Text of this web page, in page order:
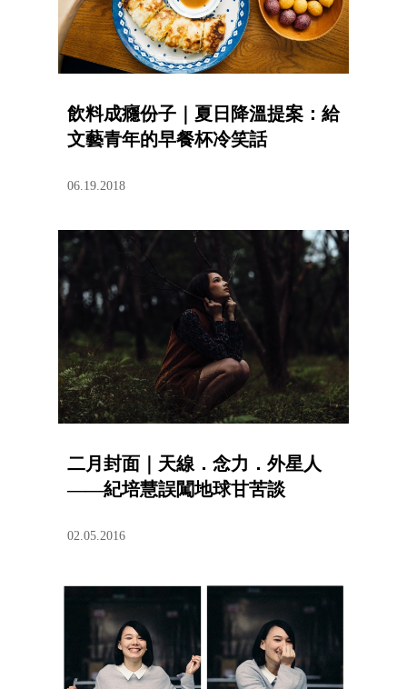
飲料成癮份子｜夏日降溫提案：給
文藝青年的早餐杯冷笑話
06.19.2018
二月封面｜天線．念力．外星人
——紀培慧誤闖地球甘苦談
02.05.2016